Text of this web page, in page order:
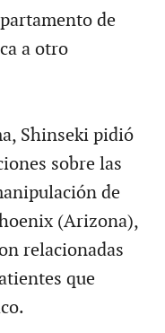
de
a otro
Shinseki pidió
sobre las
de
(Arizona),
relacionadas
que